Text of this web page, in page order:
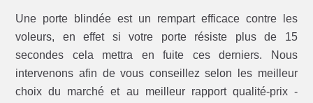
Une porte blindée est un rempart efficace contre les
voleurs, en effet si votre porte résiste plus de 15
secondes cela mettra en fuite ces derniers. Nous
intervenons afin de vous conseillez selon les meilleur
choix du marché et au meilleur rapport qualité-prix -